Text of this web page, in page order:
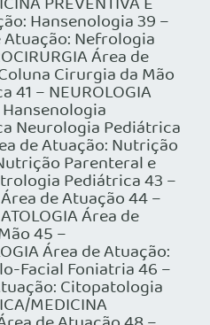
Hansenologia 39 –
Atuação: Nefrologia
Área de
Cirurgia da Mão
– NEUROLOGIA
Neurologia Pediátrica
de Atuação: Nutrição
Parenteral e
Pediátrica 43 –
de Atuação 44 –
Área de
45 –
Área de Atuação:
Facial Foniatria 46 –
Citopatologia
MEDICINA